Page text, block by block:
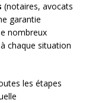
(notaires, avocats
garantie
nombreux
chaque situation
les étapes